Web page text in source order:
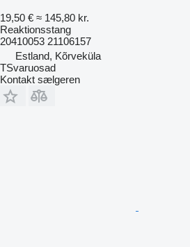
19,50 € ≈ 145,80 kr.
Reaktionsstang
20410053 21106157
Estland, Kõrveküla
TSvaruosad
Kontakt sælgeren